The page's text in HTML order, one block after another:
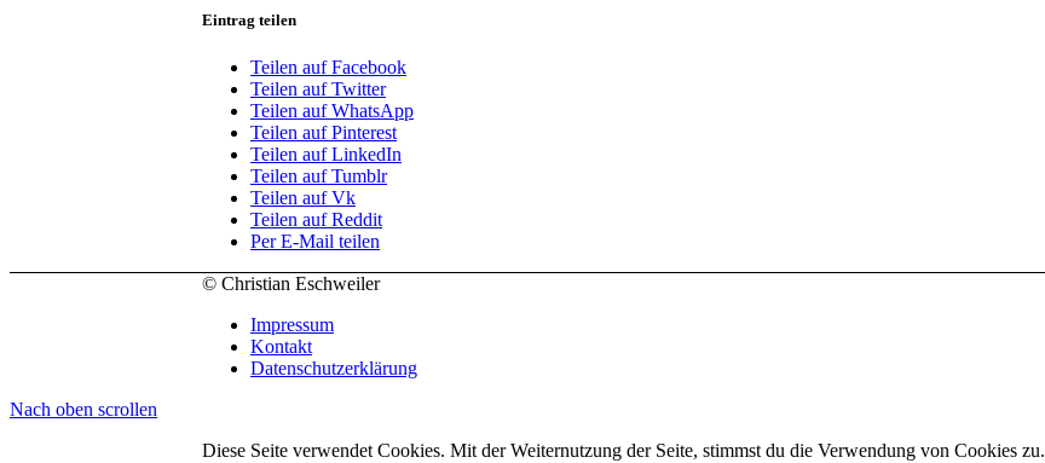
Eintrag teilen
Teilen auf Facebook
Teilen auf Twitter
Teilen auf WhatsApp
Teilen auf Pinterest
Teilen auf LinkedIn
Teilen auf Tumblr
Teilen auf Vk
Teilen auf Reddit
Per E-Mail teilen
© Christian Eschweiler
Impressum
Kontakt
Datenschutzerklärung
Nach oben scrollen
Diese Seite verwendet Cookies. Mit der Weiternutzung der Seite, stimmst du die Verwendung von Cookies zu.